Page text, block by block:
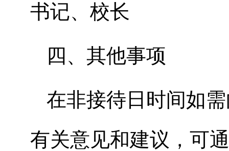
书记、校长
四、其他事项
在非接待日时间如
有关意见和建议，可